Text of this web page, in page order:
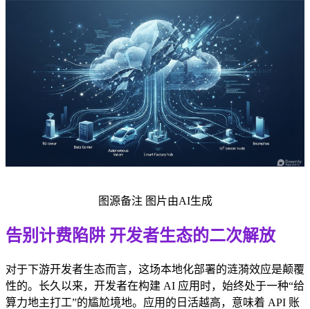
图源备注 图片由AI生成
告别计费陷阱 开发者生态的二次解放
对于下游开发者生态而言，这场本地化部署的涟漪效应是颠覆
性的。长久以来，开发者在构建 AI 应用时，始终处于一种“给
算力地主打工”的尴尬境地。应用的日活越高，意味着 API 账